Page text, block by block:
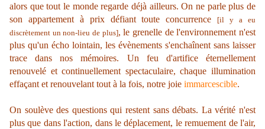
alors que tout le monde regarde déjà ailleurs. On ne parle plus de
son appartement à prix défiant toute concurrence
[il y a eu
discrètement un non-lieu de plus], le grenelle de l'environnement n'est
plus qu'un écho lointain, les évènements s'enchaînent sans laisser
trace dans nos mémoires. Un feu d'artifice éternellement
renouvelé et continuellement spectaculaire, chaque illumination
effaçant et renouvelant tout à la fois, notre joie immarcescible.
On soulève des questions qui restent sans débats. La vérité n'est
plus que dans l'action, dans le déplacement, le remuement de l'air,